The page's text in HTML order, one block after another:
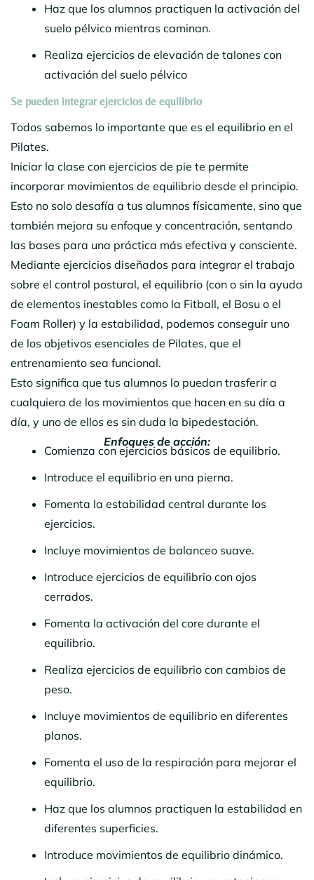
Haz que los alumnos practiquen la activación del
suelo pélvico mientras caminan.
Realiza ejercicios de elevación de talones con
activación del suelo pélvico
Se pueden integrar ejercicios de equilibrio
Todos sabemos lo importante que es el equilibrio en el
Pilates.
Iniciar la clase con ejercicios de pie te permite
incorporar movimientos de equilibrio desde el principio.
Esto no solo desafía a tus alumnos físicamente, sino que
también mejora su enfoque y concentración, sentando
las bases para una práctica más efectiva y consciente.
Mediante ejercicios diseñados para integrar el trabajo
sobre el control postural, el equilibrio (con o sin la ayuda
de elementos inestables como la Fitball, el Bosu o el
Foam Roller) y la estabilidad, podemos conseguir uno
de los objetivos esenciales de Pilates, que el
entrenamiento sea funcional.
Esto significa que tus alumnos lo puedan trasferir a
cualquiera de los movimientos que hacen en su día a
día, y uno de ellos es sin duda la bipedestación.
Enfoques de acción:
Comienza con ejercicios básicos de equilibrio.
Introduce el equilibrio en una pierna.
Fomenta la estabilidad central durante los
ejercicios.
Incluye movimientos de balanceo suave.
Introduce ejercicios de equilibrio con ojos
cerrados.
Fomenta la activación del core durante el
equilibrio.
Realiza ejercicios de equilibrio con cambios de
peso.
Incluye movimientos de equilibrio en diferentes
planos.
Fomenta el uso de la respiración para mejorar el
equilibrio.
Haz que los alumnos practiquen la estabilidad en
diferentes superficies.
Introduce movimientos de equilibrio dinámico.